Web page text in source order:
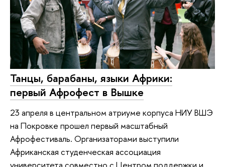
Танцы, барабаны, языки Африки:
первый Афрофест в Вышке
23 апреля в центральном атриуме корпуса НИУ ВШЭ
на Покровке прошел первый масштабный
Афрофестиваль. Организаторами выступили
Африканская студенческая ассоциация
университета совместно с Центром поддержки и